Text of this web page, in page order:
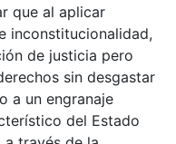
que al aplicar
inconstitucionalidad,
de justicia pero
sin desgastar
a un engranaje
del Estado